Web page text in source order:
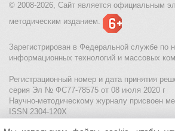
© 2008-2026, Сайт является официальным
методическим изданием.
Зарегистрирован в Федеральной службе по
информационных технологий и массовых
Регистрационный номер и дата принятия
серия Эл № ФС77-78575 от 08 июля 2020 г
Научно-методическому журналу присвоен
ISSN 2304-120X